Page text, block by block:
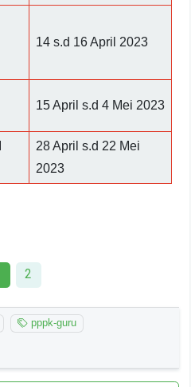
14 s.d 16 April 2023
15 April s.d 4 Mei 2023
28 April s.d 22 Mei
2023
2
pppk-guru